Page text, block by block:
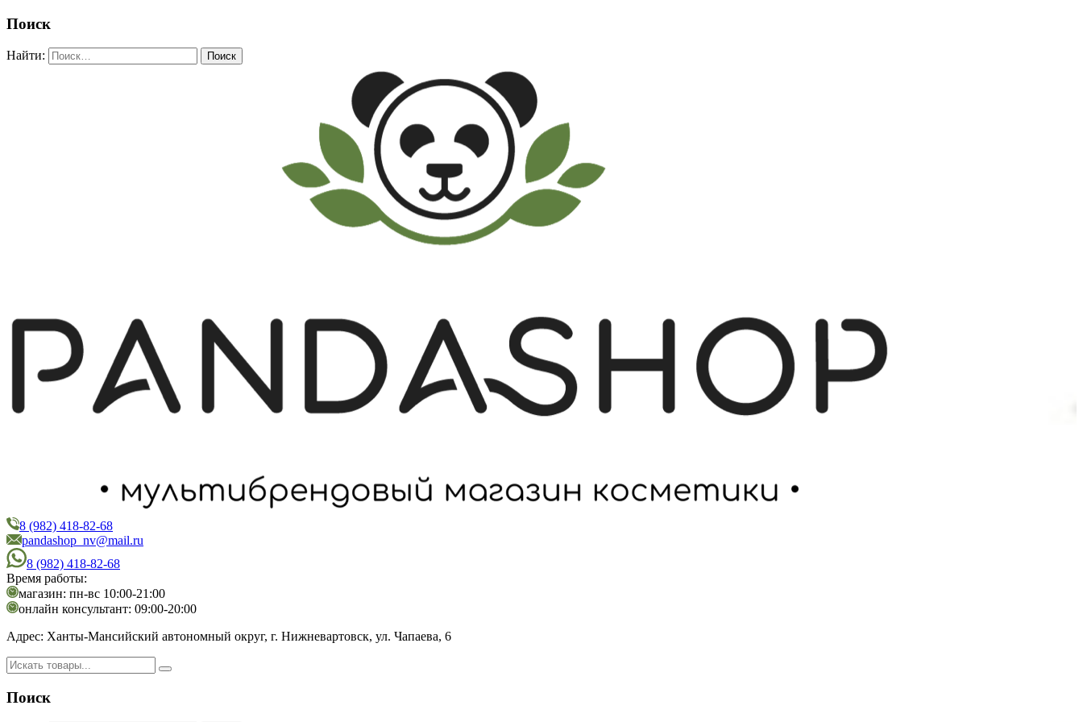
Поиск
Найти:
PandaShop
Интернет-магазин косметики
8 (982) 418-82-68
pandashop_nv@mail.ru
8 (982) 418-82-68
Время работы:
магазин: пн-вс 10:00-21:00
онлайн консультант: 09:00-20:00
Адрес: Ханты-Мансийский автономный округ, г. Нижневартовск, ул. Чапаева, 6
Поиск